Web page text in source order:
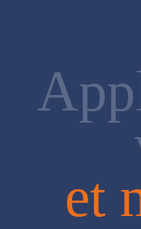
et